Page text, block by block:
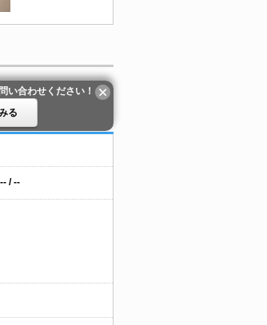
い合わせください！
る
-- / --